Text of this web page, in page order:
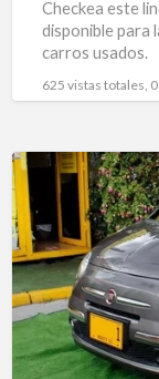
Checkea este
disponible para
carros usados.
625 vistas totales,
Fiat
500
1.4
Cabrio
Automatico